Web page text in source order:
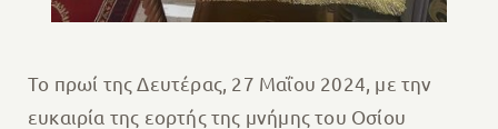
Το πρωί της Δευτέρας, 27 Μαΐου 2024, με την
ευκαιρία της εορτής της μνήμης του Οσίου